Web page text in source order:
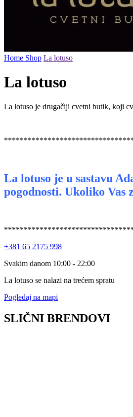
Home Shop La lotuso
La lotuso
La lotuso je drugačiji cvetni butik, koji
La lotuso je u sastavu
pogodnosti. Ukoliko Vas
+381 65 2175 998
Svakim danom 10:00 - 22:00
La lotuso se nalazi na trećem spratu
Pogledaj na mapi
SLIČNI BRENDOVI